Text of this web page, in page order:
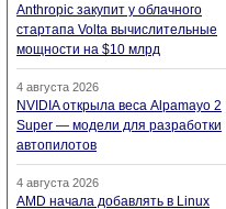
Anthropic закупит у облачного
стартапа Volta вычислительные
мощности на $10 млрд
4 августа 2026
NVIDIA открыла веса Alpamayo 2
Super — модели для разработки
автопилотов
4 августа 2026
AMD начала добавлять в Linux